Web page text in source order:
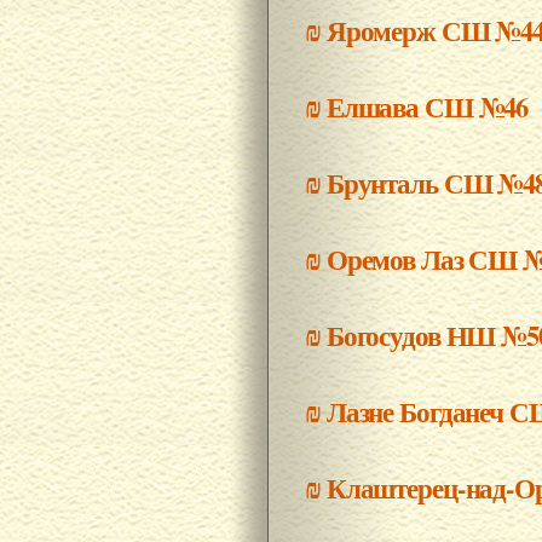
₪Яромерж СШ
₪Елшава СШ №46
₪Брунталь СШ
₪Оремов Лаз СШ
₪Богосудов НШ
₪Лазне Богданеч
₪Клаштерец-над-